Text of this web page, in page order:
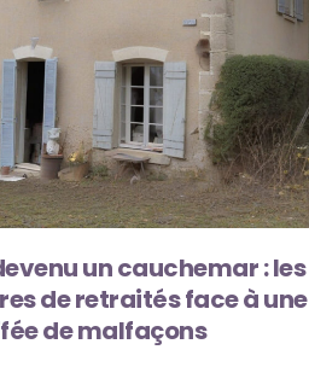
un cauchemar : les
de retraités face à une
de malfaçons